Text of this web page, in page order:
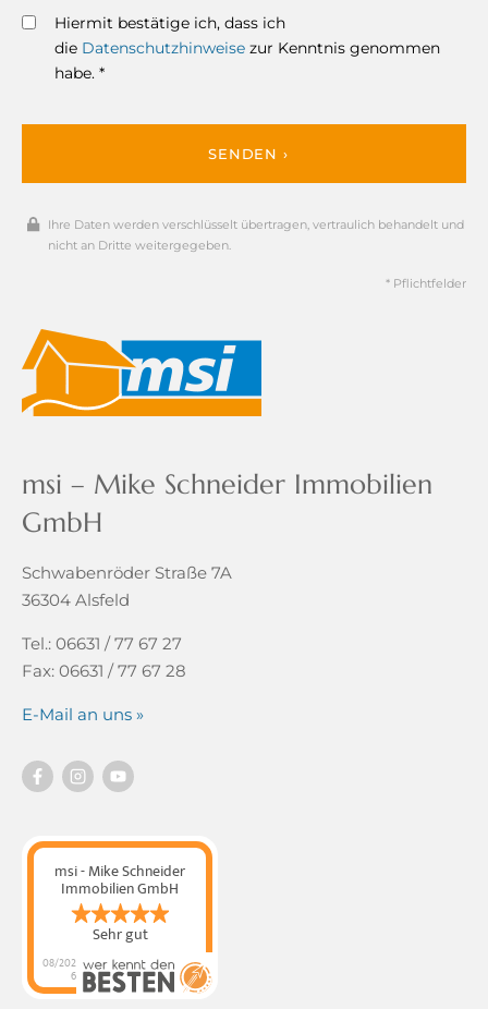
Hiermit bestätige ich, dass ich
die Datenschutzhinweise zur Kenntnis genommen
habe. *
SENDEN ›
Ihre Daten werden verschlüsselt übertragen, vertraulich behandelt und
nicht an Dritte weitergegeben.
* Pflichtfelder
msi – Mike Schneider Immobilien
GmbH
Schwabenröder Straße 7A
36304 Alsfeld
Tel.: 06631 / 77 67 27
Fax: 06631 / 77 67 28
E-Mail an uns »
msi - Mike Schneider
Immobilien GmbH
Sehr gut
08/202
6 msi - Mike Schneider
Immobilien GmbHhat